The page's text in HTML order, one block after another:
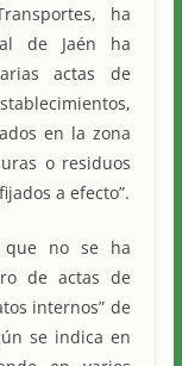
ha
de Jaén ha
actas de
en la zona
o residuos
a efecto”.
que no se ha
de actas de
internos” de
se indica en